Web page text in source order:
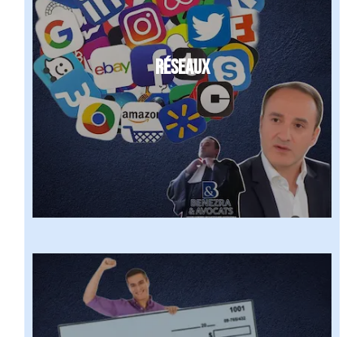
RÉSEAUX